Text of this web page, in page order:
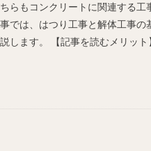
らもコンクリートに関連する
では、はつり工事と解体工事
します。 【記事を読むメリッ